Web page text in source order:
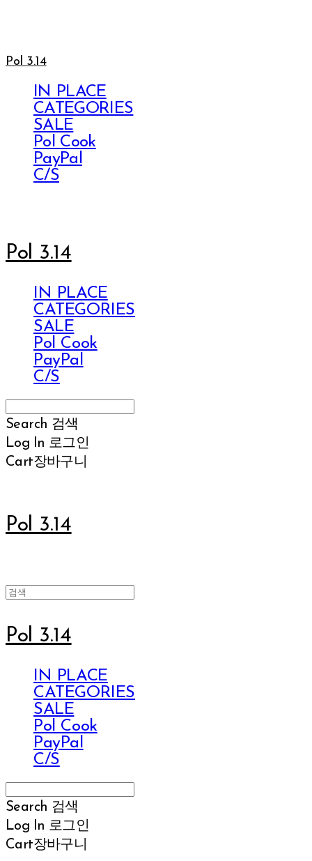
Pol 3.14
IN PLACE
CATEGORIES
SALE
Pol Cook
PayPal
C/S
Pol 3.14
IN PLACE
CATEGORIES
SALE
Pol Cook
PayPal
C/S
Search 검색
Log In 로그인
Cart장바구니
Pol 3.14
Pol 3.14
IN PLACE
CATEGORIES
SALE
Pol Cook
PayPal
C/S
Search 검색
Log In 로그인
Cart장바구니